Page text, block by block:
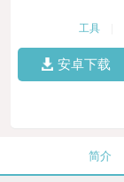
工具
安卓下载
简介